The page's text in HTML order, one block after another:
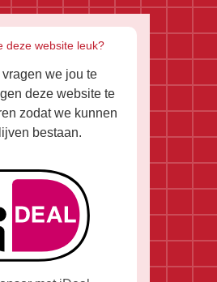
deze website leuk?
vragen we jou te
deze website te
zodat we kunnen
bestaan.